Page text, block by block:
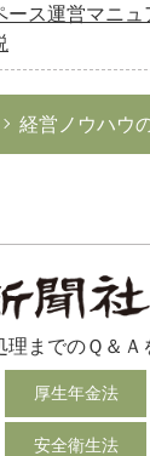
営の知恵
務の給湯室
書のノウハウ
次へ
ース運営マニ
経営ノウハウ
理までのＱ＆Ａ
厚生年金法
安全衛生法